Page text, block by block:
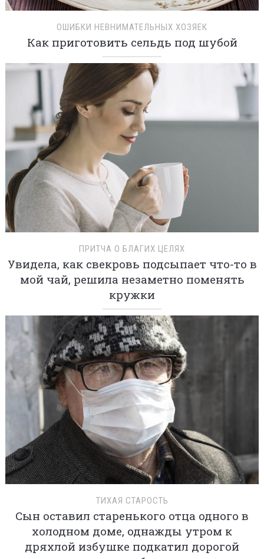
ОШИБКИ НЕВНИМАТЕЛЬНЫХ ХОЗЯЕК
Как приготовить сельдь под шубой
ПРИТЧА О БЛАГИХ ЦЕЛЯХ
Увидела, как свекровь подсыпает что-то в
мой чай, решила незаметно поменять
кружки
ТИХАЯ СТАРОСТЬ
Сын оставил старенького отца одного в
холодном доме, однажды утром к
дряхлой избушке подкатил дорогой